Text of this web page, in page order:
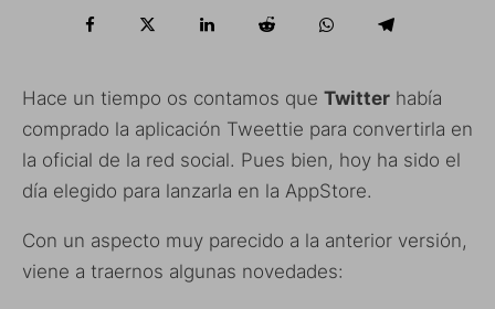
Hace un tiempo os contamos que Twitter había
comprado la aplicación Tweettie para convertirla en
la oficial de la red social. Pues bien, hoy ha sido el
día elegido para lanzarla en la AppStore.
Con un aspecto muy parecido a la anterior versión,
viene a traernos algunas novedades: